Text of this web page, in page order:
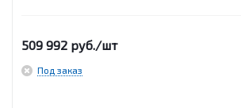
509 992 руб./шт
Под заказ